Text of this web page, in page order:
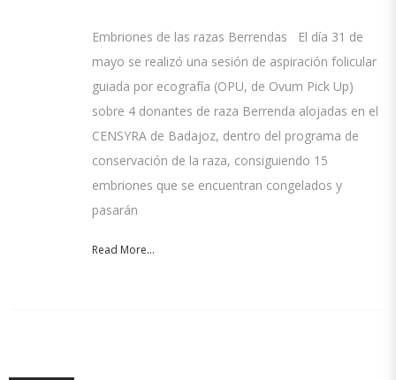
Embriones de las razas Berrendas El día 31 de
mayo se realizó una sesión de aspiración folicular
guiada por ecografía (OPU, de Ovum Pick Up)
sobre 4 donantes de raza Berrenda alojadas en el
CENSYRA de Badajoz, dentro del programa de
conservación de la raza, consiguiendo 15
embriones que se encuentran congelados y
pasarán
Read More...